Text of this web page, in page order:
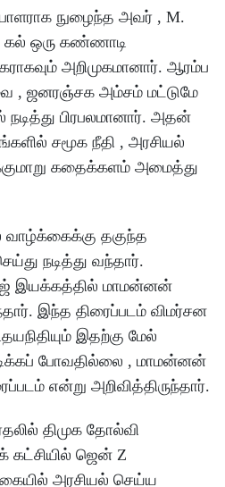
நுழைந்த அவர் , M.
கல் ஒரு கண்ணாடி
அறிமுகமானார். ஆரம்ப
, ஜனரஞ்சக அம்சம் மட்டுமே
பிரபலமானார். அதன்
சமூக நீதி , அரசியல்
கதைக்களம் அமைத்து
வாழ்க்கைக்கு தகுந்த
நடித்து வந்தார்.
இயக்கத்தில் மாமன்னன்
இந்த திரைப்படம் விமர்சன
இதற்கு மேல்
போவதில்லை , மாமன்னன்
என்று அறிவித்திருந்தார்.
திமுக தோல்வி
ஜென் Z
அரசியல் செய்ய